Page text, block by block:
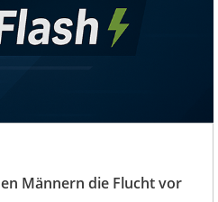
Männern die Flucht vor